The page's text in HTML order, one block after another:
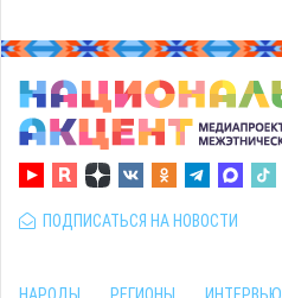
ПОДПИСАТЬСЯ НА НОВОСТИ